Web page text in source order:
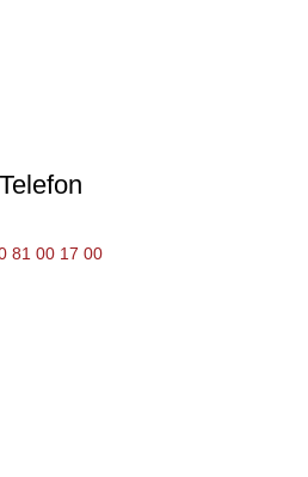
Telefon
81 00 17 00